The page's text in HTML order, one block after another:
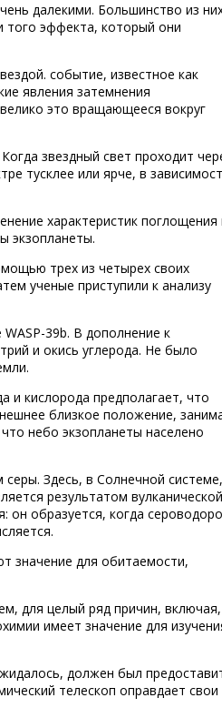
далекими. Большинство из
того эффекта, который они
событие, известное как
явления затемнения
это вращающееся вокруг
звездный свет проходит
тусклее или ярче, в
характеристик поглощения
экзопланеты.
трех из четырех своих
ученые приступили к анализу
39b. В дополнение к
и окись углерода. Не было
и кислорода предполагает, что
близкое положение,
небо экзопланеты населено
Здесь, в Солнечной системе,
результатом вулканической
он образуется, когда
значение для обитаемости,
для целый ряд причин, включая,
имеет значение для
должен был
телескоп оправдает свои